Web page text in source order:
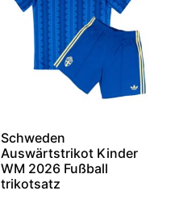
Schweden
Auswärtstrikot Kinder
WM 2026 Fußball
trikotsatz